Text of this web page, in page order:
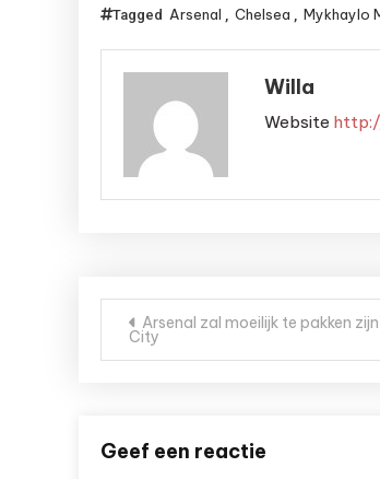
Tagged Arsenal , Chelsea , Mykhaylo
Willa
Website
Bericht
navigatie
Arsenal zal moeilijk te pakken
City
Geef een reactie